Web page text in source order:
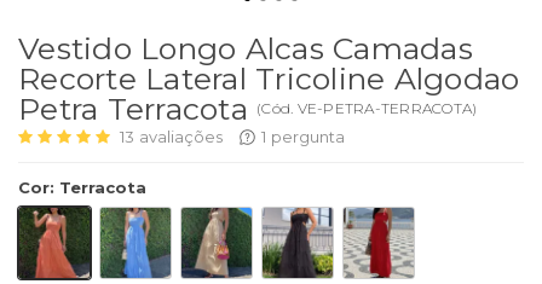
Vestido Longo Alcas Camadas
Recorte Lateral Tricoline Algodao
Petra Terracota
(Cód. VE-PETRA-TERRACOTA)
13 avaliações 1 pergunta
Cor: Terracota